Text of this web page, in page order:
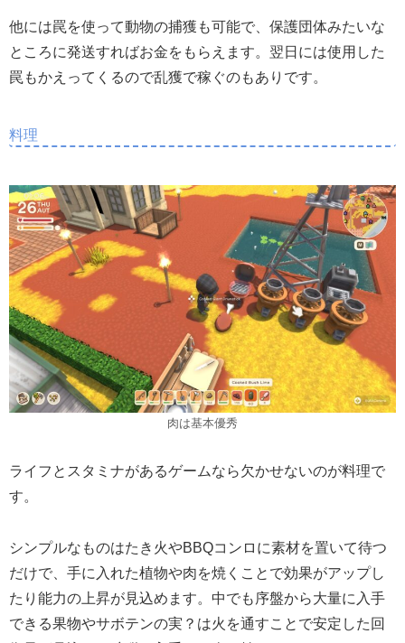
他には罠を使って動物の捕獲も可能で、保護団体みたいな
ところに発送すればお金をもらえます。翌日には使用した
罠もかえってくるので乱獲で稼ぐのもありです。
料理
肉は基本優秀
ライフとスタミナがあるゲームなら欠かせないのが料理で
す。
シンプルなものはたき火やBBQコンロに素材を置いて待つ
だけで、手に入れた植物や肉を焼くことで効果がアップし
たり能力の上昇が見込めます。中でも序盤から大量に入手
できる果物やサボテンの実？は火を通すことで安定した回